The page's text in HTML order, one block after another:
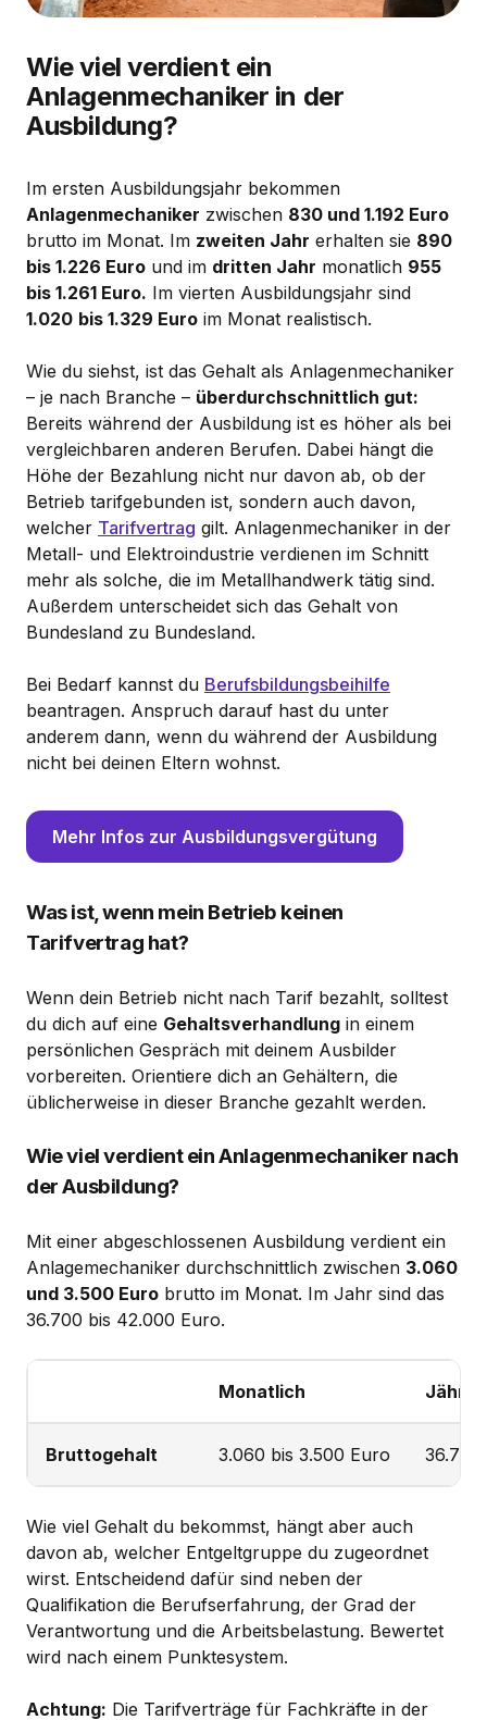
Wie viel verdient ein
Anlagenmechaniker in der
Ausbildung?
Im ersten Ausbildungsjahr bekommen
Anlagenmechaniker zwischen 830 und 1.192 Euro
brutto im Monat. Im zweiten Jahr erhalten sie 890
bis 1.226 Euro und im dritten Jahr monatlich 955
bis 1.261 Euro. Im vierten Ausbildungsjahr sind
1.020 bis 1.329 Euro im Monat realistisch.
Wie du siehst, ist das Gehalt als Anlagenmechaniker
– je nach Branche – überdurchschnittlich gut:
Bereits während der Ausbildung ist es höher als bei
vergleichbaren anderen Berufen. Dabei hängt die
Höhe der Bezahlung nicht nur davon ab, ob der
Betrieb tarifgebunden ist, sondern auch davon,
welcher Tarifvertrag gilt. Anlagenmechaniker in der
Metall- und Elektroindustrie verdienen im Schnitt
mehr als solche, die im Metallhandwerk tätig sind.
Außerdem unterscheidet sich das Gehalt von
Bundesland zu Bundesland.
Bei Bedarf kannst du Berufsbildungsbeihilfe
beantragen. Anspruch darauf hast du unter
anderem dann, wenn du während der Ausbildung
nicht bei deinen Eltern wohnst.
Mehr Infos zur Ausbildungsvergütung
Was ist, wenn mein Betrieb keinen
Tarifvertrag hat?
Wenn dein Betrieb nicht nach Tarif bezahlt, solltest
du dich auf eine Gehaltsverhandlung in einem
persönlichen Gespräch mit deinem Ausbilder
vorbereiten. Orientiere dich an Gehältern, die
üblicherweise in dieser Branche gezahlt werden.
Wie viel verdient ein Anlagenmechaniker nach
der Ausbildung?
Mit einer abgeschlossenen Ausbildung verdient ein
Anlagemechaniker durchschnittlich zwischen 3.060
und 3.500 Euro brutto im Monat. Im Jahr sind das
36.700 bis 42.000 Euro.
Monatlich
Bruttogehalt 3.060 bis 3.500 Euro
Wie viel Gehalt du bekommst, hängt aber auch
davon ab, welcher Entgeltgruppe du zugeordnet
wirst. Entscheidend dafür sind neben der
Qualifikation die Berufserfahrung, der Grad der
Verantwortung und die Arbeitsbelastung. Bewertet
wird nach einem Punktesystem.
Achtung: Die Tarifverträge für Fachkräfte in der